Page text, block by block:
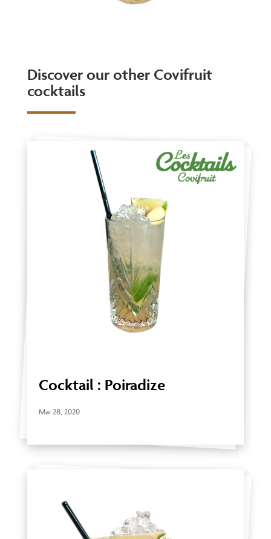
Discover our other Covifruit
cocktails
Cocktail : Poiradize
Mai 28, 2020